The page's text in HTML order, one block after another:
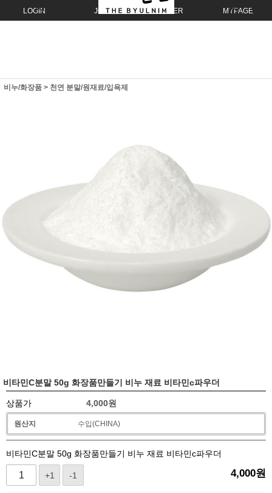
LOGIN JOIN ORDER MYPAGE
비누/화장품 > 천연 분말/원재료/입욕제
비타민C분말 50g 화장품만들기 비누 재료 비타민c파우더
상품가 4,000원
원산지 수입(CHINA)
비타민C분말 50g 화장품만들기 비누 재료 비타민c파우더
+1 -1 4,000원